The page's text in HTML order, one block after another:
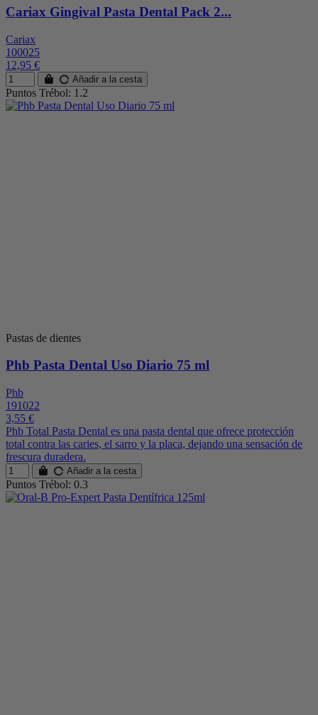
Cariax Gingival Pasta Dental Pack 2...
Cariax
100025
12,95 €
Añadir a la cesta
Puntos Trébol: 1.2
Pastas de dientes
Phb Pasta Dental Uso Diario 75 ml
Phb
191022
3,55 €
Phb Total Pasta Dental es una pasta dental que ofrece protección
total contra las caries, el sarro y la placa, dejando una sensación de
frescura duradera.
Añadir a la cesta
Puntos Trébol: 0.3